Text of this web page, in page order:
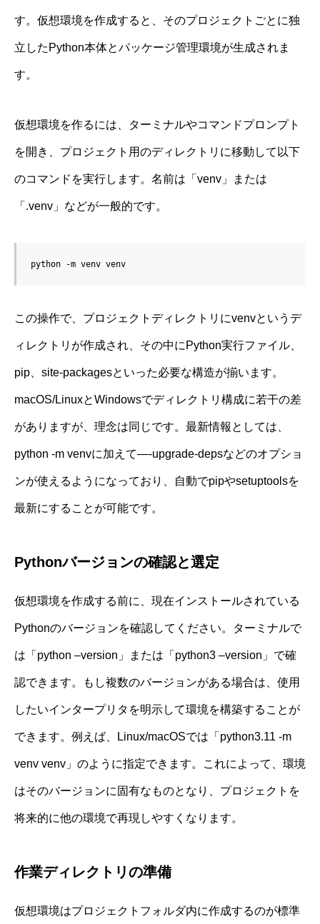
す。仮想環境を作成すると、そのプロジェクトごとに独
立したPython本体とパッケージ管理環境が生成されま
す。
仮想環境を作るには、ターミナルやコマンドプロンプト
を開き、プロジェクト用のディレクトリに移動して以下
のコマンドを実行します。名前は「venv」または
「.venv」などが一般的です。
python -m venv venv
この操作で、プロジェクトディレクトリにvenvというデ
ィレクトリが作成され、その中にPython実行ファイル、
pip、site-packagesといった必要な構造が揃います。
macOS/LinuxとWindowsでディレクトリ構成に若干の差
がありますが、理念は同じです。最新情報としては、
python -m venvに加えて—-upgrade-depsなどのオプショ
ンが使えるようになっており、自動でpipやsetuptoolsを
最新にすることが可能です。
Pythonバージョンの確認と選定
仮想環境を作成する前に、現在インストールされている
Pythonのバージョンを確認してください。ターミナルで
は「python –version」または「python3 –version」で確
認できます。もし複数のバージョンがある場合は、使用
したいインタープリタを明示して環境を構築することが
できます。例えば、Linux/macOSでは「python3.11 -m
venv venv」のように指定できます。これによって、環境
はそのバージョンに固有なものとなり、プロジェクトを
将来的に他の環境で再現しやすくなります。
作業ディレクトリの準備
仮想環境はプロジェクトフォルダ内に作成するのが標準